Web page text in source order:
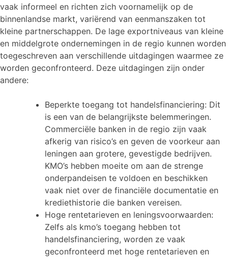
vaak informeel en richten zich voornamelijk op de
binnenlandse markt, variërend van eenmanszaken tot
kleine partnerschappen. De lage exportniveaus van kleine
en middelgrote ondernemingen in de regio kunnen worden
toegeschreven aan verschillende uitdagingen waarmee ze
worden geconfronteerd. Deze uitdagingen zijn onder
andere:
Beperkte toegang tot handelsfinanciering: Dit
is een van de belangrijkste belemmeringen.
Commerciële banken in de regio zijn vaak
afkerig van risico’s en geven de voorkeur aan
leningen aan grotere, gevestigde bedrijven.
KMO’s hebben moeite om aan de strenge
onderpandeisen te voldoen en beschikken
vaak niet over de financiële documentatie en
krediethistorie die banken vereisen.
Hoge rentetarieven en leningsvoorwaarden:
Zelfs als kmo’s toegang hebben tot
handelsfinanciering, worden ze vaak
geconfronteerd met hoge rentetarieven en